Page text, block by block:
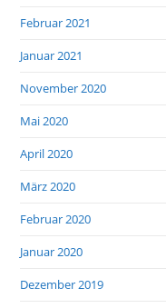
Februar 2021
Januar 2021
November 2020
Mai 2020
April 2020
März 2020
Februar 2020
Januar 2020
Dezember 2019